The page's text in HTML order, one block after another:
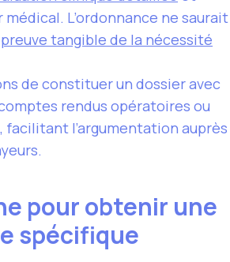
L’ordonnance ne saurait
preuve tangible de la nécessité
de constituer un dossier avec
rendus opératoires ou
l’argumentation auprès
pour obtenir une
spécifique